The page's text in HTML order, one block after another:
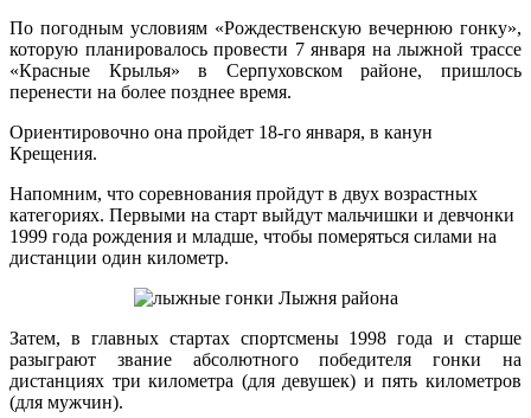
По погодным условиям «Рождественскую вечернюю гонку»,
которую планировалосьпровести 7 января на лыжной трассе
«Красные Крылья» в Серпуховском районе, пришлось
перенести на более позднее время.
Ориентировочно она пройдет 18-го января, в канун
Крещения.
Напомним, что соревнования пройдут в двух возрастных
категориях. Первыми на старт выйдут мальчишки и девчонки
1999 года рождения и младше, чтобы померяться силами на
дистанции один километр.
Затем, в главных стартах спортсмены 1998 года и старше
разыграют звание абсолютного победителя гонки на
дистанциях три километра (для девушек) и пять километров
(для мужчин).